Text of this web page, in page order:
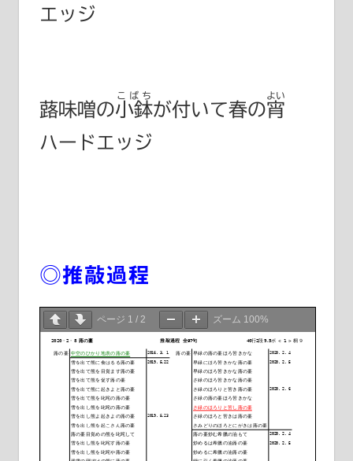
エッジ
蕗味噌の小鉢
こばち
が付いて春の宵
よい
ハードエッジ
◎推敲過程
ページ 1 / 2 ズーム 100%